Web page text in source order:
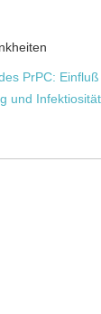
PrPC: Einfluß
und Infektiosität